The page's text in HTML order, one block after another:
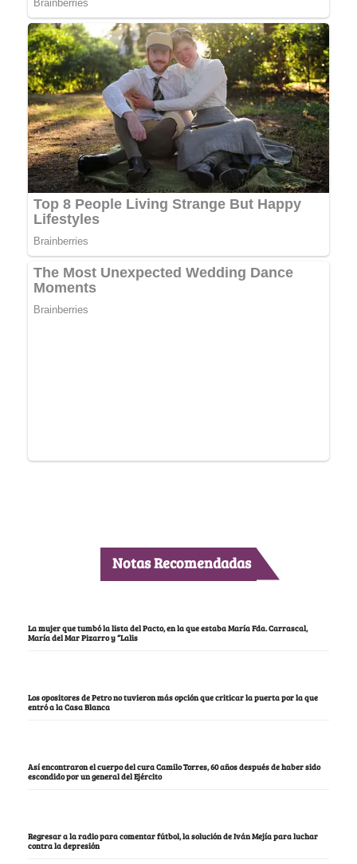
Notas Recomendadas
La mujer que tumbó la lista del Pacto, en la que estaba María Fda. Carrascal,
María del Mar Pizarro y “Lalis
Los opositores de Petro no tuvieron más opción que criticar la puerta por la que
entró a la Casa Blanca
Así encontraron el cuerpo del cura Camilo Torres, 60 años después de haber sido
escondido por un general del Ejército
Regresar a la radio para comentar fútbol, la solución de Iván Mejía para luchar
contra la depresión